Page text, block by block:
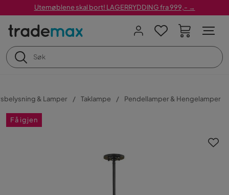
Utemøblene skal bort! LAGERRYDDING fra 999,- →
& Lamper Taklampe Pendellamper & Hengelamper
Få igjen